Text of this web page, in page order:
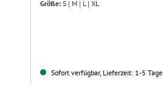
Größe: S | M | L | XL
Sofort verfügbar, Lieferzeit: 1-5 Tage